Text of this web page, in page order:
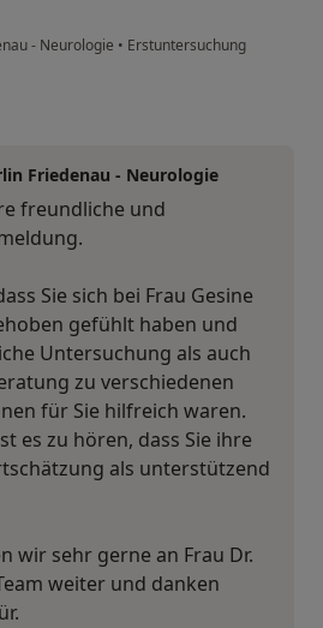
- Neurologie • Erstuntersuchung
Friedenau - Neurologie
freundliche und
Sie sich bei Frau Gesine
gefühlt haben und
Untersuchung als auch
zu verschiedenen
für Sie hilfreich waren.
es zu hören, dass Sie ihre
als unterstützend
wir sehr gerne an Frau Dr.
weiter und danken